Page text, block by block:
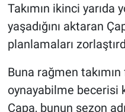
Takımın ikinci yarıda
yaşadığını aktaran
planlamaları
Buna rağmen
oynayabilme becerisi
Çapa, bunun sezon